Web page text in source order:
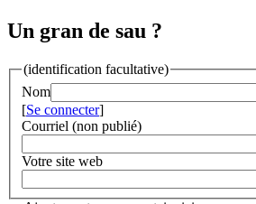
Un gran de sau ?
(identification facultative)
Nom
[Se connecter]
Courriel (non publié)
Votre site web